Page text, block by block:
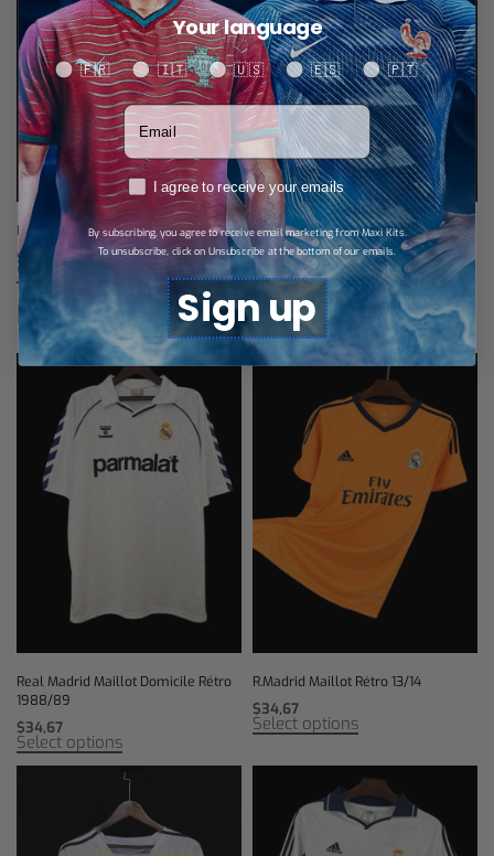
R.Madrid Maillot Rétro 17/18
$ 34,67
Select options
Real Madrid Maillot Extérieur Rétro
1994/96
$34,67
Select options
Produits similaires
Real Madrid Maillot Domicile Rétro
1988/89
$34,67
Select options
R.Madrid Maillot Rétro 13/14
$34,67
Select options
Your language
Your language
🇫🇷 🇮🇹 🇺🇸 🇪🇸 🇵🇹
Votre adresse email
RGPDI agree to receive your emails
By subscribing, you agree to receive email marketing from Maxi Kits.
To unsubscribe, click on Unsubscribe at the bottom of our emails.
Sign up